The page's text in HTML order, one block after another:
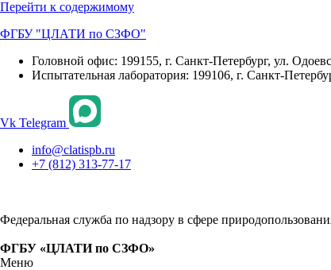
Перейти к содержимому
ФГБУ "ЦЛАТИ по СЗФО"
Головной офис: 199155, г. Санкт-Петербург, ул.
Испытательная лаборатория: 199106, г. Санкт-
Vk Telegram
info@clatispb.ru
+7 (812) 313-77-17
Федеральная служба по надзору в сфере
ФГБУ «ЦЛАТИ по СЗФО»
Меню